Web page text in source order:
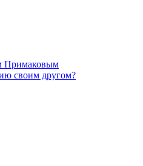
Примаковым
своим другом?